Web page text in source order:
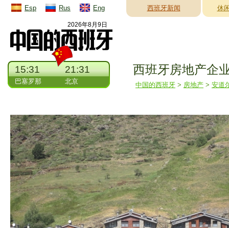
Esp Rus Eng 西班牙新闻 休
2026年8月9日
15:31
巴塞罗那
21:31
北京
西班牙房地产企
中国的西班牙 > 房地产 > 安道